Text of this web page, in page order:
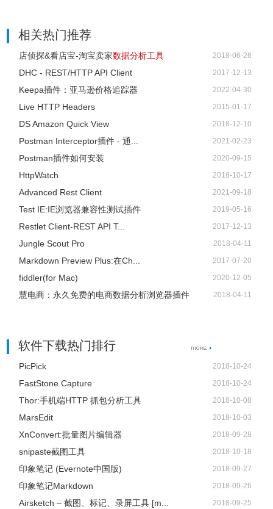
3、也可以点击Analyze菜单并选择Display Filters来创建新的
过滤条件。
4、另一件很有趣的事情是你可以右键报文并选择Follow
相关热门推荐
店侦探&看店宝-淘宝卖家数据分析工具 2018-06-26
DHC - REST/HTTP API Client 2017-12-13
Keepa插件：亚马逊价格追踪器 2022-04-30
Live HTTP Headers 2015-01-17
DS Amazon Quick View 2018-12-10
Postman Interceptor插件 - 通... 2021-02-23
Postman插件如何安装 2020-09-15
HttpWatch 2018-10-17
Advanced Rest Client 2021-09-18
Test IE:IE浏览器兼容性测试插件 2019-05-16
Restlet Client-REST API T... 2017-12-13
Jungle Scout Pro 2018-04-11
Markdown Preview Plus:在Ch... 2017-07-20
fiddler(for Mac) 2020-12-05
慧电商：永久免费的电商数据分析浏览器插件 2018-04-11
软件下载热门排行
PicPick 2018-10-24
FastStone Capture 2018-10-24
Thor:手机端HTTP 抓包分析工具 2018-10-08
MarsEdit 2018-10-03
XnConvert:批量图片编辑器 2018-09-28
snipaste截图工具 2018-10-18
印象笔记 (Evernote中国版) 2018-09-27
印象笔记Markdown 2018-09-26
Airsketch – 截图、标记、录屏工具 [m... 2018-09-25